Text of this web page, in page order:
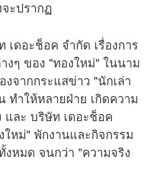
ะปรากฏ
เดอะช็อค จำกัด เรื่องการ
งๆ ของ "ทองใหม่" ในนาม
จากกระแสข่าว "นักเล่า
ทำให้หลายฝ่าย เกิดความ
และ บริษัท เดอะช็อค
หม่" พักงานและกิจกรรม
งหมด จนกว่า "ความจริง